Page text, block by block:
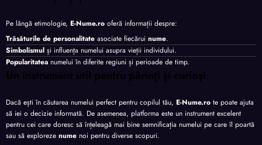
Pe lângă etimologie, E-Nume.ro oferă informații despre:
Trăsăturile de personalitate asociate fiecărui nume.
Simbolismul și influența numelui asupra vieții individului.
Popularitatea numelui în diferite regiuni și perioade de timp.
Un instrument util pentru părinți și curioși
Dacă ești în căutarea numelui perfect pentru copilul tău, E-Nume.ro te poate ajuta
să iei o decizie informată. De asemenea, platforma este un instrument excelent
pentru cei care doresc să înțeleagă mai bine semnificația numelui pe care îl poartă
sau să exploreze nume noi pentru diverse scopuri.